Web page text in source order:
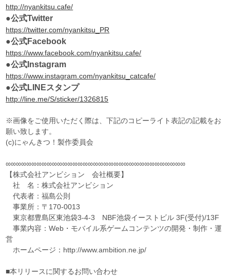
http://nyankitsu.cafe/
●公式Twitter
https://twitter.com/nyankitsu_PR
●公式Facebook
https://www.facebook.com/nyankitsu.cafe/
●公式Instagram
https://www.instagram.com/nyankitsu_catcafe/
●公式LINEスタンプ
http://line.me/S/sticker/1326815
※画像をご使用いただく際は、下記のコピーライト表記の記載をお
願い致します。
(c)にゃんきつ！製作委員会
∞∞∞∞∞∞∞∞∞∞∞∞∞∞∞∞∞∞∞∞∞∞∞∞∞∞∞∞∞∞∞∞∞∞∞
【株式会社アンビション 会社概要】
社 名：株式会社アンビション
代表者：福島公則
事業所：〒170-0013
東京都豊島区東池袋3-4-3 NBF池袋イーストビル 3F(受付)/13F
事業内容：Web・モバイル系ゲームコンテンツの開発・制作・運
営
ホームページ：http://www.ambition.ne.jp/
■本リリースに関するお問い合わせ